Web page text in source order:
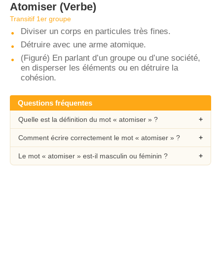
Atomiser (Verbe)
Transitif 1er groupe
Diviser un corps en particules très fines.
Détruire avec une arme atomique.
(Figuré) En parlant d’un groupe ou d’une société,
en disperser les éléments ou en détruire la
cohésion.
Questions fréquentes
Quelle est la définition du mot « atomiser » ?
Comment écrire correctement le mot « atomiser » ?
Le mot « atomiser » est-il masculin ou féminin ?